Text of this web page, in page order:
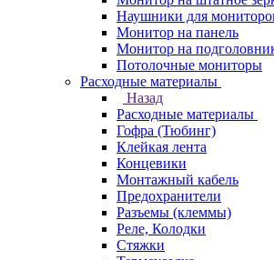
Наушники для
Монитор на панель
Монитор на
Потолочные мониторы
Расходные материалы
Назад
Расходные материалы
Гофра (Тюбинг)
Клейкая лента
Концевики
Монтажный кабель
Предохранители
Разъемы (клеммы)
Реле, Колодки
Стяжки